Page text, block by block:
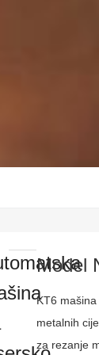
Model
KT6
metalnih
za rezanje